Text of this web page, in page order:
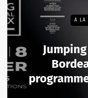
A LA